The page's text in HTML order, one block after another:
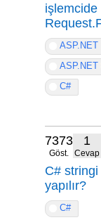
işlemcide
ASP.NET
ASP.NET
C#
7373
Göst.
1
Cevap
C# stringi
yapılır?
C#